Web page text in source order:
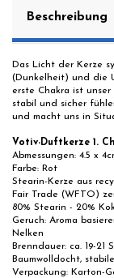
Beschreibung
Das Licht der Kerze
(Dunkelheit) und die
erste Chakra ist
stabil und sicher
und macht uns in
Votiv-Duftkerze 1.
Abmessungen: 4.5 x
Farbe: Rot
Stearin-Kerze aus
Fair Trade (WFTO)
80% Stearin - 20%
Geruch: Aroma
Nelken
Brenndauer: ca. 19-21
Baumwolldocht,
Verpackung: Karton-